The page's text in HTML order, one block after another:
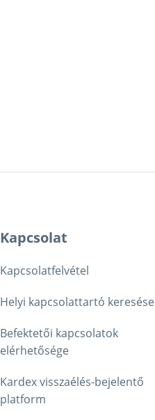
Kapcsolat
Kapcsolatfelvétel
Helyi kapcsolattartó keresése
Befektetői kapcsolatok
elérhetősége
Kardex visszaélés-bejelentő
platform